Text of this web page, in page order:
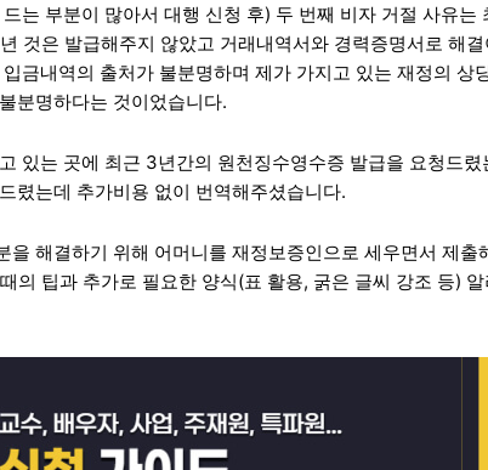
는 부분이 많아서 대행 신청 후) 두 번째 비자 거절 사유는
것은 발급해주지 않았고 거래내역서와 경력증명서로 해
금내역의 출처가 불분명하며 제가 가지고 있는 재정의 상
분명하다는 것이었습니다.
있는 곳에 최근 3년간의 원천징수영수증 발급을 요청드
렸는데 추가비용 없이 번역해주셨습니다.
을 해결하기 위해 어머니를 재정보증인으로 세우면서 제
의 팁과 추가로 필요한 양식(표 활용, 굵은 글씨 강조 등)